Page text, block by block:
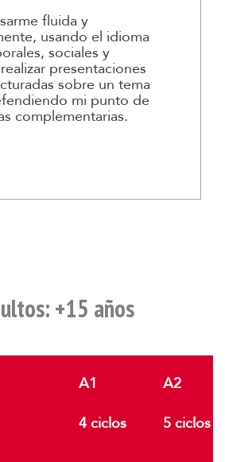
fluida y
usando el idioma
sociales y
presentaciones
sobre un tema
mi punto de
complementarias.
+15 años
A1
4 ciclos
A2
5 ciclos